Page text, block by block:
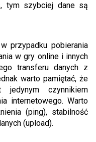
tym szybciej dane są
przypadku pobierania
w gry online i innych
transferu danych z
warto pamiętać, że
czynnikiem
internetowego. Warto
(ping), stabilność
(upload).